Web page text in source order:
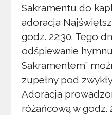
Sakramentu do
adoracja
godz. 22:30. Tego
odśpiewanie
Sakramentem”
zupełny pod
Adoracja
różańcową w godz.